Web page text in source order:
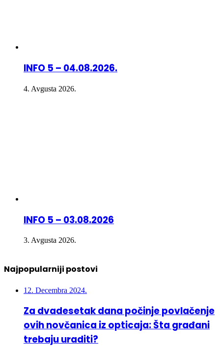
INFO 5 – 04.08.2026.
4. Avgusta 2026.
INFO 5 – 03.08.2026
3. Avgusta 2026.
Najpopularniji postovi
12. Decembra 2024.
Za dvadesetak dana počinje povlačenje
ovih novčanica iz opticaja: Šta građani
trebaju uraditi?